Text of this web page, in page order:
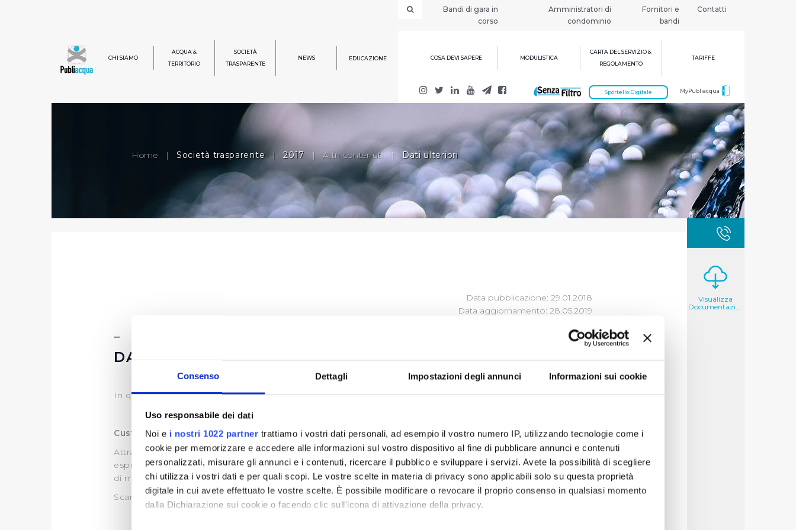
Consenso Dettagli Impostazioni degli annunci Informazioni sui cookie
Uso responsabile dei dati
Noi e i nostri 1022 partner trattiamo i vostri dati personali, ad esempio il vostro numero IP, utilizzando tecnologie come i
cookie per memorizzare e accedere alle informazioni sul vostro dispositivo al fine di pubblicare annunci e contenuti
personalizzati, misurare gli annunci e i contenuti, ricercare il pubblico e sviluppare i servizi. Avete la possibilità di scegliere
chi utilizza i vostri dati e per quali scopi. Le vostre scelte in materia di privacy sono applicabili solo su questa proprietà
digitale in cui avete effettuato le vostre scelte. È possibile modificare o revocare il proprio consenso in qualsiasi momento
dalla Dichiarazione sui cookie o facendo clic sull'icona di attivazione della privacy.
Bandi di gara in
corso
Amministratori di
condominio
Fornitori e
bandi
Contatti
CHI SIAMO
ACQUA &
TERRITORIO
SOCIETÀ
TRASPARENTE
NEWS EDUCAZIONE COSA DEVI SAPERE MODULISTICA
CARTA DEL SERVIZIO &
REGOLAMENTO
TARIFFE
MyPubliacqua
Sportello Digitale
Home | Società trasparente | 2017 | Altri contenuti | Dati ulteriori
Data pubblicazione: 29.01.2018
Data aggiornamento: 28.05.2019
DATI ULTERIORI
In questa sezione è possibile esaminare
Customer Satisfaction
Attraverso l’indagine di customer, Publiacqua ascolta e cerca di comprendere i bisogni, i desideri che il cittadino
esprime sul servizio idrico integrato ed in base a questi orienta le proprie scelte, le proprie decisioni per cercare
di migliorare il servizio.
Scarica le ultime Customer disponibili (visualizza documentazione)
Visualizza
Documentazione